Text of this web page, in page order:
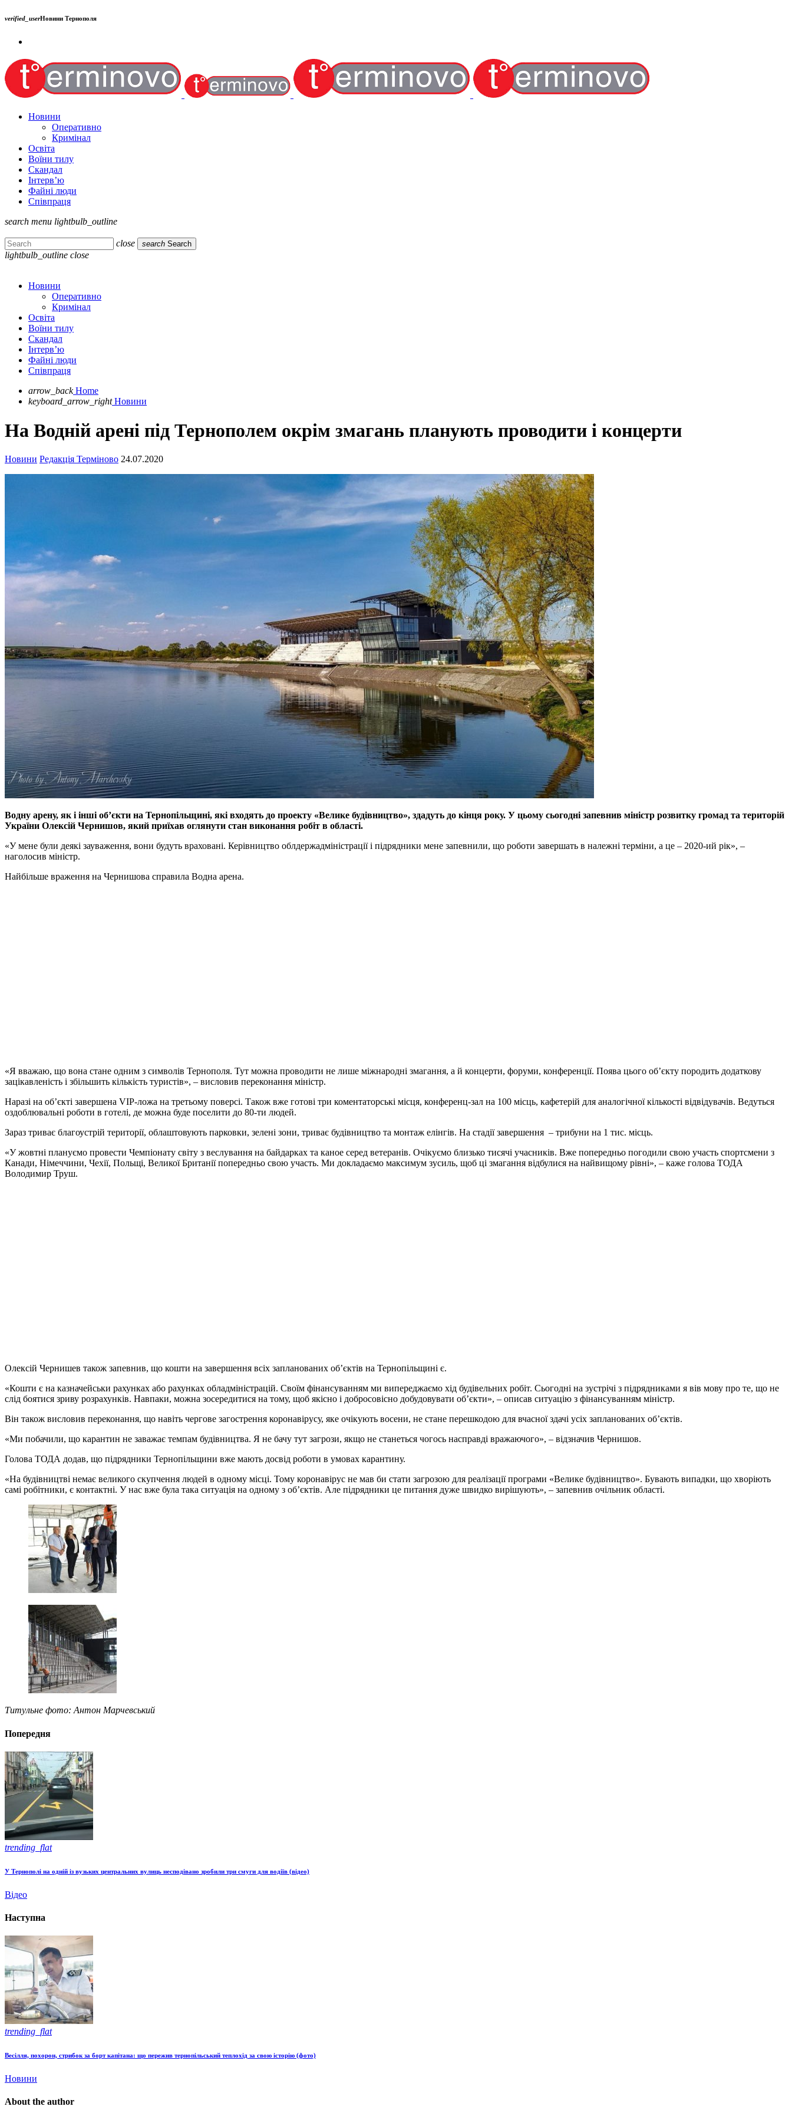
verified_userНовини Тернополя
Новини
Оперативно
Кримінал
Освіта
Воїни тилу
Скандал
Інтерв’ю
Файні люди
Співпраця
search menu lightbulb_outline
close search Search
lightbulb_outline close
Новини
Оперативно
Кримінал
Освіта
Воїни тилу
Скандал
Інтерв’ю
Файні люди
Співпраця
arrow_back Home
keyboard_arrow_right Новини
На Водній арені під Тернополем окрім змагань планують проводити і концерти
Новини Редакція Терміново 24.07.2020
Водну арену, як і інші об’єкти на Тернопільщині, які входять до проекту «Велике будівництво», здадуть до кінця року. У цьому сьогодні запевнив міністр розвитку громад та територій
України Олексій Чернишов, який приїхав оглянути стан виконання робіт в області.
«У мене були деякі зауваження, вони будуть враховані. Керівництво облдержадміністрації і підрядники мене запевнили, що роботи завершать в належні терміни, а це – 2020-ий рік», –
наголосив міністр.
Найбільше враження на Чернишова справила Водна арена.
«Я вважаю, що вона стане одним з символів Тернополя. Тут можна проводити не лише міжнародні змагання, а й концерти, форуми, конференції. Поява цього об’єкту породить додаткову
зацікавленість і збільшить кількість туристів», – висловив переконання міністр.
Наразі на об’єкті завершена VIP-ложа на третьому поверсі. Також вже готові три коментаторські місця, конференц-зал на 100 місць, кафетерій для аналогічної кількості відвідувачів. Ведуться
оздоблювальні роботи в готелі, де можна буде поселити до 80-ти людей.
Зараз триває благоустрій території, облаштовують парковки, зелені зони, триває будівництво та монтаж елінгів. На стадії завершення – трибуни на 1 тис. місць.
«У жовтні плануємо провести Чемпіонату світу з веслування на байдарках та каное серед ветеранів. Очікуємо близько тисячі учасників. Вже попередньо погодили свою участь спортсмени з
Канади, Німеччини, Чехії, Польщі, Великої Британії попередньо свою участь. Ми докладаємо максимум зусиль, щоб ці змагання відбулися на найвищому рівні», – каже голова ТОДА
Володимир Труш.
Олексій Чернишев також запевнив, що кошти на завершення всіх запланованих об’єктів на Тернопільщині є.
«Кошти є на казначейськи рахунках або рахунках обладміністрацій. Своїм фінансуванням ми випереджаємо хід будівельних робіт. Сьогодні на зустрічі з підрядниками я вів мову про те, що не
слід боятися зриву розрахунків. Навпаки, можна зосередитися на тому, щоб якісно і добросовісно добудовувати об’єкти», – описав ситуацію з фінансуванням міністр.
Він також висловив переконання, що навіть чергове загострення коронавірусу, яке очікують восени, не стане перешкодою для вчасної здачі усіх запланованих об’єктів.
«Ми побачили, що карантин не заважає темпам будівництва. Я не бачу тут загрози, якщо не станеться чогось насправді вражаючого», – відзначив Чернишов.
Голова ТОДА додав, що підрядники Тернопільщини вже мають досвід роботи в умовах карантину.
«На будівництві немає великого скупчення людей в одному місці. Тому коронавірус не мав би стати загрозою для реалізації програми «Велике будівництво». Бувають випадки, що хворіють
самі робітники, є контактні. У нас вже була така ситуація на одному з об’єктів. Але підрядники це питання дуже швидко вирішують», – запевнив очільник області.
Титульне фото: Антон Марчевський
Попередня
trending_flat
У Тернополі на одній із вузьких центральних вулиць несподівано зробили три смуги для водіїв (відео)
Відео
Наступна
trending_flat
Весілля, похорон, стрибок за борт капітана: що пережив тернопільський теплохід за свою історію (фото)
Новини
About the author